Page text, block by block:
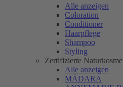
Alle anzeigen
Coloration
Conditioner
Haarpflege
Shampoo
Styling
Zertifizierte
Alle anzeigen
MÁDARA